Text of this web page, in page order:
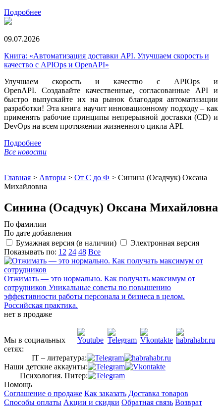
Подробнее
09.07.2026
Книга: «Автоматизация доставки API. Улучшаем скорость и
качество с APIOps и OpenAPI»
Улучшаем скорость и качество с APIOps и
OpenAPI. Создавайте качественные, согласованные API и
быстро выпускайте их на рынок благодаря автоматизации
разработки! Эта книга научит инновационному подходу – как
применять рабочие принципы непрерывной доставки (CD) и
DevOps на всем протяжении жизненного цикла API.
Подробнее
Все новости
Главная > Авторы > От С до Ф > Синина (Осадчук) Оксана
Михайловна
Синина (Осадчук) Оксана Михайловна
По фамилии
По дате добавления
Бумажная версия (в наличии)
Электронная версия
Показывать по: 12 24 48 Все
Отжимать — это нормально. Как получать максимум от
сотрудников Уникальные советы по повышению
эффективности работы персонала и бизнеса в целом.
Российская практика.
нет в продаже
Мы в социальных
сетях:
IT – литература:
Наши детские аккаунты:
Психология. Питер:
Помощь
Соглашение о продаже Как заказать Доставка товаров
Способы оплаты Акции и скидки Обратная связь Возврат